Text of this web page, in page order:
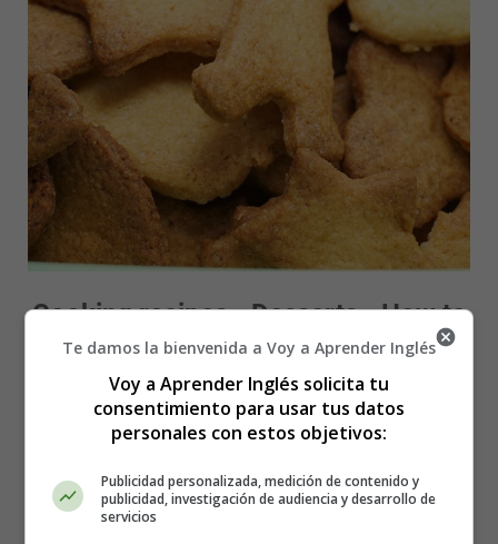
Cooking recipes - Desserts - How to
make Homemade Christmas
biscuits?
Ingredients
2 sticks unsalted butter (200g)
Te damos la bienvenida a Voy a Aprender Inglés
Voy a Aprender Inglés solicita tu
consentimiento para usar tus datos
personales con estos objetivos:
Publicidad personalizada, medición de contenido y
publicidad, investigación de audiencia y desarrollo de
servicios